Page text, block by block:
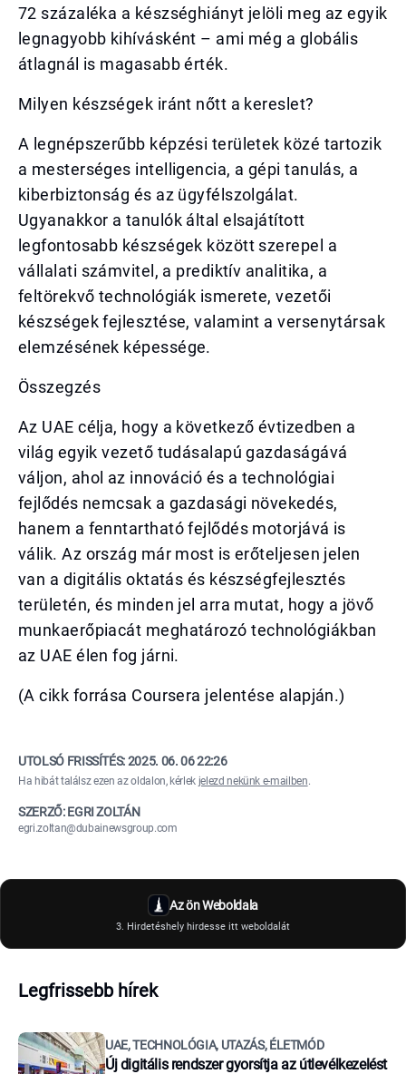
72 százaléka a készséghiányt jelöli meg az egyik
legnagyobb kihívásként – ami még a globális
átlagnál is magasabb érték.
Milyen készségek iránt nőtt a kereslet?
A legnépszerűbb képzési területek közé tartozik
a mesterséges intelligencia, a gépi tanulás, a
kiberbiztonság és az ügyfélszolgálat.
Ugyanakkor a tanulók által elsajátított
legfontosabb készségek között szerepel a
vállalati számvitel, a prediktív analitika, a
feltörekvő technológiák ismerete, vezetői
készségek fejlesztése, valamint a versenytársak
elemzésének képessége.
Összegzés
Az UAE célja, hogy a következő évtizedben a
világ egyik vezető tudásalapú gazdaságává
váljon, ahol az innováció és a technológiai
fejlődés nemcsak a gazdasági növekedés,
hanem a fenntartható fejlődés motorjává is
válik. Az ország már most is erőteljesen jelen
van a digitális oktatás és készségfejlesztés
területén, és minden jel arra mutat, hogy a jövő
munkaerőpiacát meghatározó technológiákban
az UAE élen fog járni.
(A cikk forrása Coursera jelentése alapján.)
UTOLSÓ FRISSÍTÉS:2025. 06. 06 22:26
Ha hibát találsz ezen az oldalon, kérlek jelezd nekünk e-mailben.
SZERZŐ: EGRI ZOLTÁN
egri.zoltan@dubainewsgroup.com
Az ön Weboldala
3. Hirdetéshely hirdesse itt weboldalát
Legfrissebb hírek
UAE, TECHNOLÓGIA, UTAZÁS, ÉLETMÓD
Új digitális rendszer gyorsítja az útlevélkezelést